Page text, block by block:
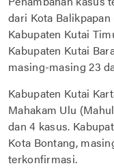
dari Kota
Kabupaten Kutai
Kabupaten Kutai
masing-masing 23
Kabupaten Kutai
Mahakam Ulu
dan 4 kasus.
Kota Bontang,
terkonfirmasi.